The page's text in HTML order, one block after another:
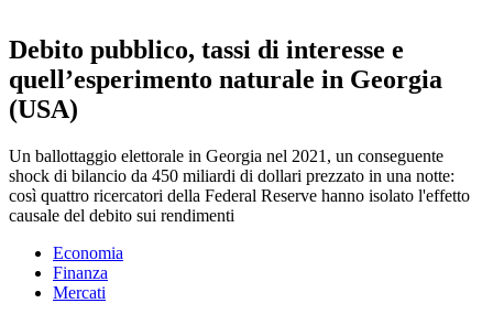
Debito pubblico, tassi di interesse e
quell’esperimento naturale in Georgia
(USA)
Un ballottaggio elettorale in Georgia nel 2021, un conseguente
shock di bilancio da 450 miliardi di dollari prezzato in una notte:
così quattro ricercatori della Federal Reserve hanno isolato l'effetto
causale del debito sui rendimenti
Economia
Finanza
Mercati